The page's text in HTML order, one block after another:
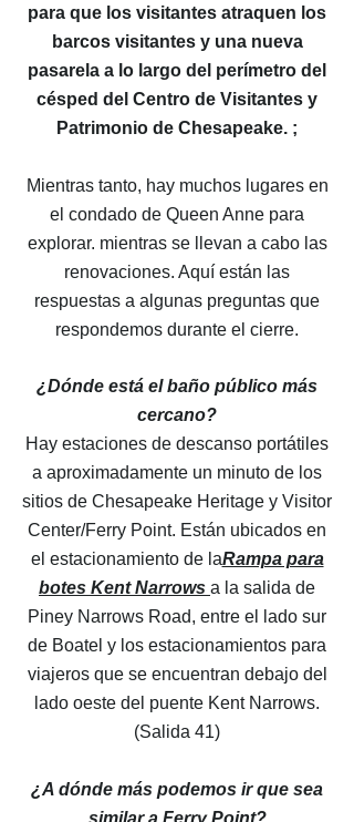
para que los visitantes atraquen los
barcos visitantes y una nueva
pasarela a lo largo del perímetro del
césped del Centro de Visitantes y
Patrimonio de Chesapeake. ;
Mientras tanto, hay muchos lugares en
el condado de Queen Anne para
explorar. mientras se llevan a cabo las
renovaciones. Aquí están las
respuestas a algunas preguntas que
respondemos durante el cierre.
¿Dónde está el baño público más
cercano?
Hay estaciones de descanso portátiles
a aproximadamente un minuto de los
sitios de Chesapeake Heritage y Visitor
Center/Ferry Point. Están ubicados en
el estacionamiento de laRampa para
botes Kent Narrows a la salida de
Piney Narrows Road, entre el lado sur
de Boatel y los estacionamientos para
viajeros que se encuentran debajo del
lado oeste del puente Kent Narrows.
(Salida 41)
¿A dónde más podemos ir que sea
similar a Ferry Point?